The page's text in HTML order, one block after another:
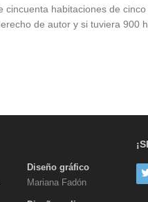
cincuenta habitaciones de
de autor y si tuviera 900
Diseño gráfico
Mariana Fadón